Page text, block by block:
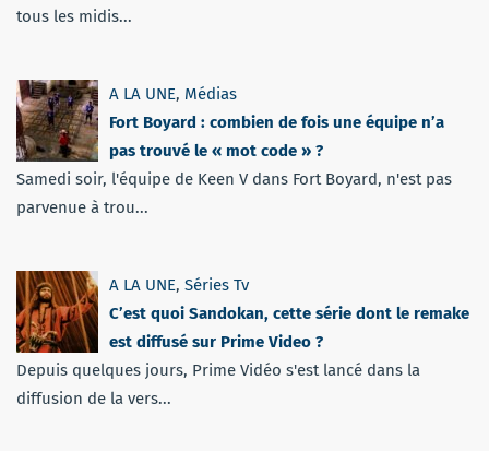
tous les midis...
A LA UNE, Médias
Fort Boyard : combien de fois une équipe n’a
pas trouvé le « mot code » ?
Samedi soir, l'équipe de Keen V dans Fort Boyard, n'est pas
parvenue à trou...
A LA UNE, Séries Tv
C’est quoi Sandokan, cette série dont le remake
est diffusé sur Prime Video ?
Depuis quelques jours, Prime Vidéo s'est lancé dans la
diffusion de la vers...